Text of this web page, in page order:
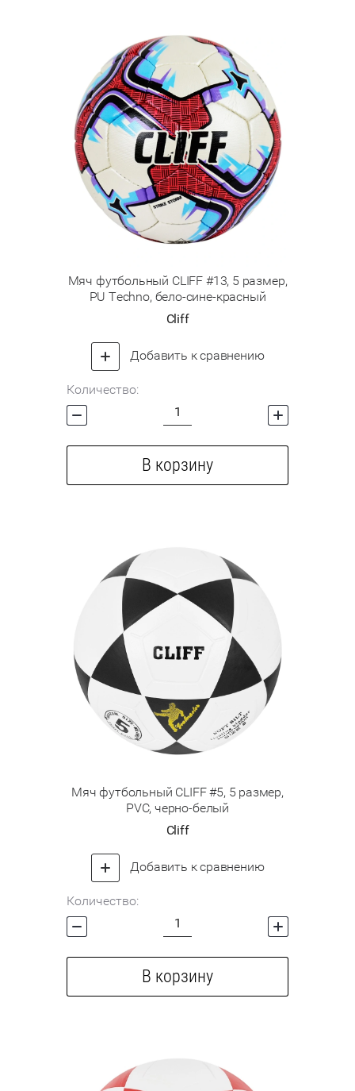
Мяч футбольный CLIFF #13, 5 размер,
PU Techno, бело-сине-красный
Cliff
Добавить к сравнению
Количество:
В корзину
Мяч футбольный CLIFF #5, 5 размер,
PVC, черно-белый
Cliff
Добавить к сравнению
Количество:
В корзину